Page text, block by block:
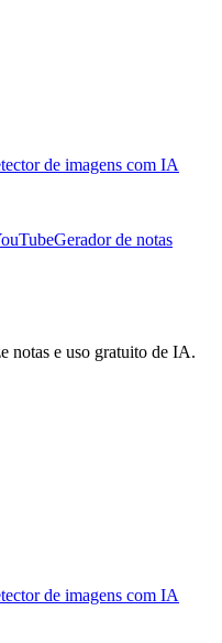
de imagens com IA
Gerador de notas
notas e uso gratuito de IA.
de imagens com IA